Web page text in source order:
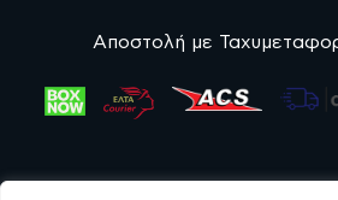
Αποστολή με